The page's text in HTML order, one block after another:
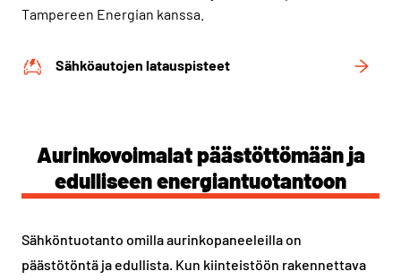
Tampereen Energian kanssa.
Sähköautojen latauspisteet
Aurinkovoimalat päästöttömään ja
edulliseen energiantuotantoon
Sähköntuotanto omilla aurinkopaneeleilla on
päästötöntä ja edullista. Kun kiinteistöön rakennettava